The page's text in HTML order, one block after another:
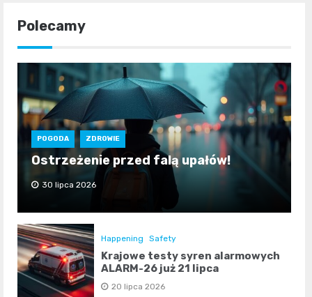
Polecamy
POGODA ZDROWIE
Ostrzeżenie przed falą upałów!
30 lipca 2026
Happening Safety
Krajowe testy syren alarmowych
ALARM-26 już 21 lipca
20 lipca 2026